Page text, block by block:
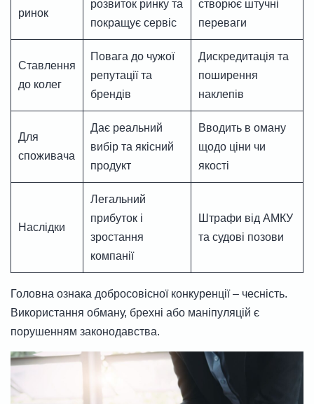
ринок
розвиток ринку та
покращує сервіс
створює штучні
переваги
Ставлення
до колег
Повага до чужої
репутації та
брендів
Дискредитація та
поширення
наклепів
Для
споживача
Дає реальний
вибір та якісний
продукт
Вводить в оману
щодо ціни чи
якості
Наслідки
Легальний
прибуток і
зростання
компанії
Штрафи від АМКУ
та судові позови
Головна ознака добросовісної конкуренції – чесність.
Використання обману, брехні або маніпуляцій є
порушенням законодавства.